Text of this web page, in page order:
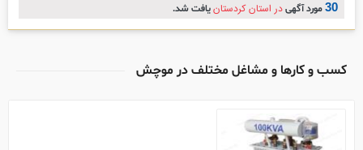
30مورد آگهیدر استان کردستانیافت شد.
کسب و کارها و مشاغل مختلف در موچش